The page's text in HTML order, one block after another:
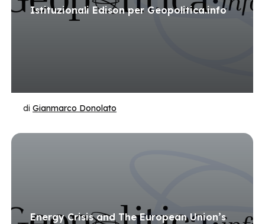
Istituzionali Edison per Geopolitica.info
di Gianmarco Donolato
Energy Crisis and The European Union’s